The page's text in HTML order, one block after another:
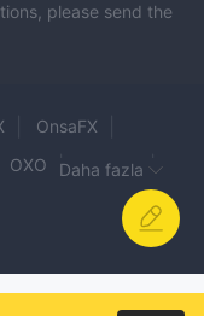
please send the
OnsaFX
OXO
OANDA
Markets
Daha fazla